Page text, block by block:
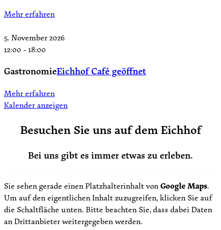
Mehr erfahren
5. November 2026
12:00 -18:00
GastronomieEichhof Café geöffnet
Mehr erfahren
Kalender anzeigen
Besuchen Sie uns auf dem Eichhof
Bei uns gibt es immer etwas zu erleben.
Sie sehen gerade einen Platzhalterinhalt vonGoogle Maps.
Um auf den eigentlichen Inhalt zuzugreifen, klicken Sie auf
die Schaltfläche unten. Bitte beachten Sie, dass dabei Daten
an Drittanbieter weitergegeben werden.